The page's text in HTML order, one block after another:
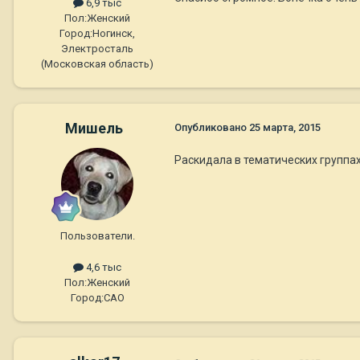
6,9 тыс
Пол:Женский
Город:Ногинск,
Электросталь
(Московская область)
Мишель
Пользователи.
4,6 тыс
Пол:Женский
Город:САО
Опубликовано 25 марта, 2015
Раскидала в тематических